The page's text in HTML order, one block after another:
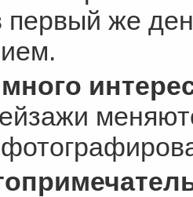
первый же
много